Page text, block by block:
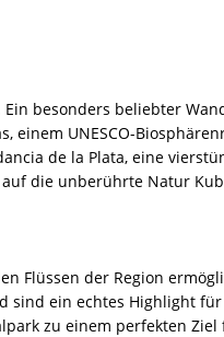
besonders beliebter
einem UNESCO-
de la Plata, eine
die unberührte Natur
Flüssen der Region
sind ein echtes Highlight
zu einem perfekten Ziel